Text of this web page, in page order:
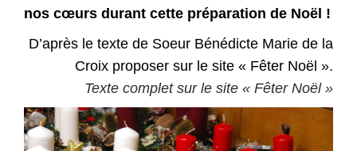
nos cœurs durant cette préparation de Noël !
D’après le texte de Soeur Bénédicte Marie de la
Croix proposer sur le site « Fêter Noël ».
Texte complet sur le site « Fêter Noël »